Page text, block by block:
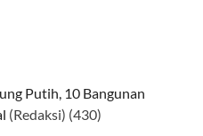
Putih, 10 Bangunan
(Redaksi) (430)